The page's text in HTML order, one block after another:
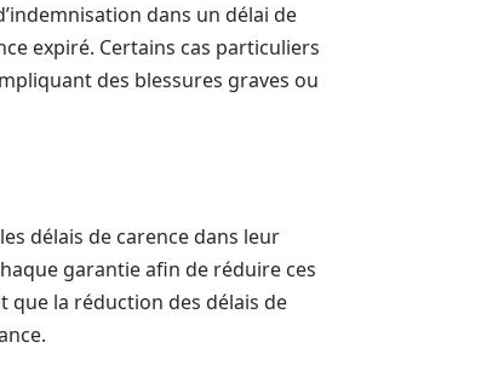
dans un délai de
expiré. Certains cas particuliers
des blessures graves ou
délais de carence dans leur
garantie afin de réduire ces
que la réduction des délais de